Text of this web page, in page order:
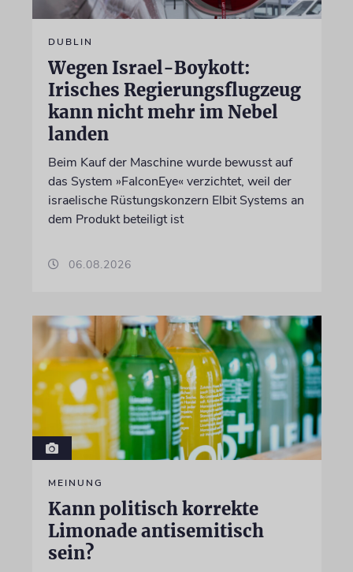
DUBLIN
Wegen Israel-Boykott:
Irisches Regierungsflugzeug
kann nicht mehr im Nebel
landen
Beim Kauf der Maschine wurde bewusst auf
das System »FalconEye« verzichtet, weil der
israelische Rüstungskonzern Elbit Systems an
dem Produkt beteiligt ist
06.08.2026
MEINUNG
Kann politisch korrekte
Limonade antisemitisch
sein?